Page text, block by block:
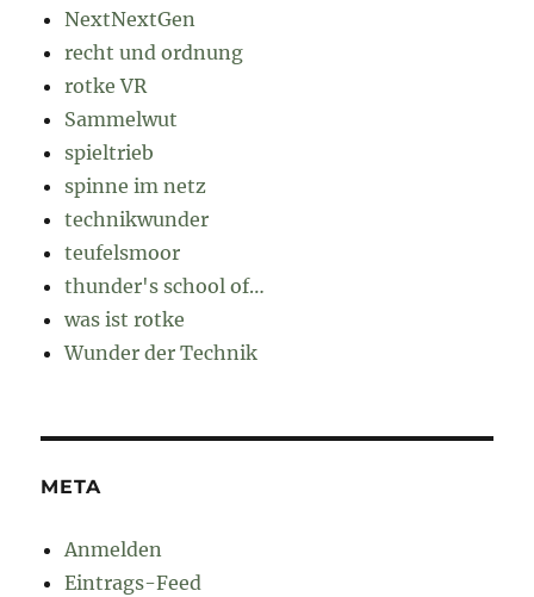
NextNextGen
recht und ordnung
rotke VR
Sammelwut
spieltrieb
spinne im netz
technikwunder
teufelsmoor
thunder's school of…
was ist rotke
Wunder der Technik
META
Anmelden
Eintrags-Feed